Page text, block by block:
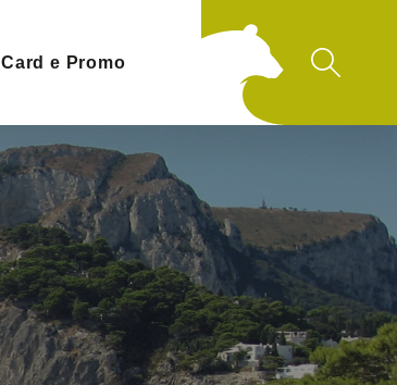
Card e Promo